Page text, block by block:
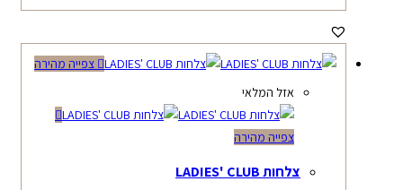
צפייה מהירה
אזל המלאי
צפייה מהירה
צלחות LADIES' CLUB